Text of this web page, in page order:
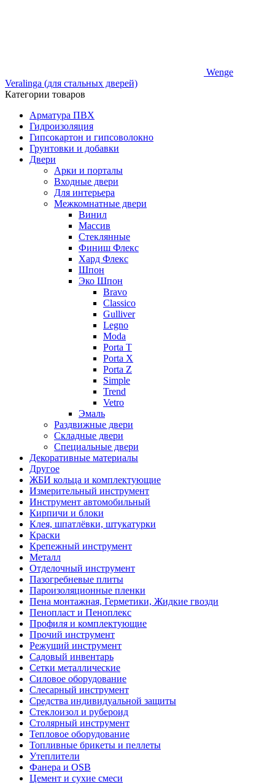
Wenge
Veralinga (для стальных дверей)
Категории товаров
Арматура ПВХ
Гидроизоляция
Гипсокартон и гипсоволокно
Грунтовки и добавки
Двери
Арки и порталы
Входные двери
Для интерьера
Межкомнатные двери
Винил
Массив
Стеклянные
Финиш Флекс
Хард Флекс
Шпон
Эко Шпон
Bravo
Classico
Gulliver
Legno
Moda
Porta T
Porta X
Porta Z
Simple
Trend
Vetro
Эмаль
Раздвижные двери
Складные двери
Специальные двери
Декоративные материалы
Другое
ЖБИ кольца и комплектующие
Измерительный инструмент
Инструмент автомобильный
Кирпичи и блоки
Клея, шпатлёвки, штукатурки
Краски
Крепежный инструмент
Металл
Отделочный инструмент
Пазогребневые плиты
Пароизоляционные пленки
Пена монтажная, Герметики, Жидкие гвозди
Пенопласт и Пеноплекс
Профиля и комплектующие
Прочий инструмент
Режущий инструмент
Садовый инвентарь
Сетки металлические
Силовое оборудование
Слесарный инструмент
Средства индивидуальной защиты
Стеклоизол и рубероид
Столярный инструмент
Тепловое оборудование
Топливные брикеты и пеллеты
Утеплители
Фанера и OSB
Цемент и сухие смеси